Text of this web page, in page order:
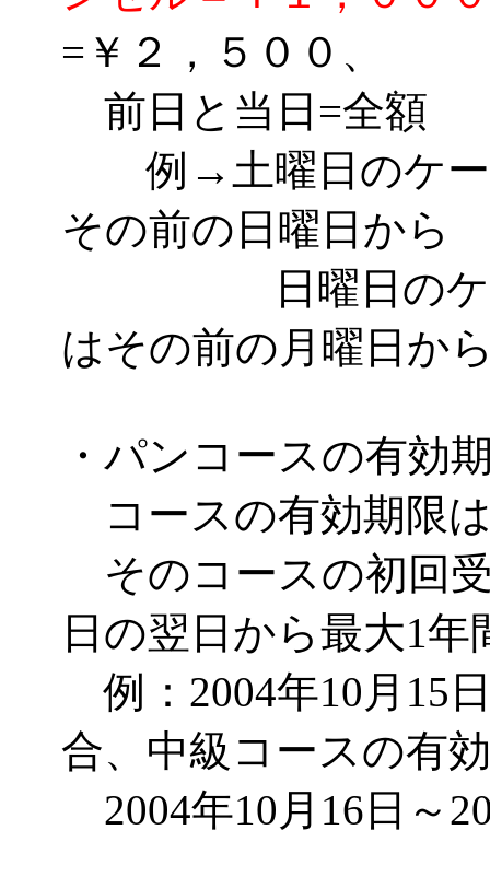
=￥２，５００、
前日と当日=全額
例→土曜日のケー
その前の日曜日から
日曜日のケーキ
はその前の月曜日か
・パンコースの有効
コースの有効期限
そのコースの初回
日の翌日から最大1
例：2004年10月15
合、中級コースの有
2004年10月16日～